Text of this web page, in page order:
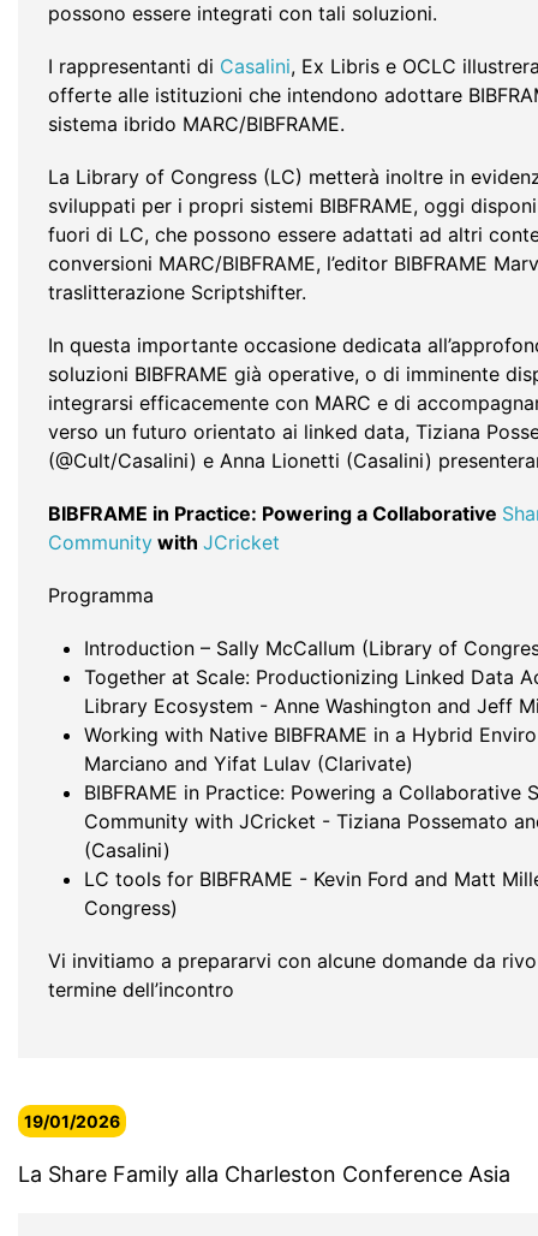
possono essere integrati con tali soluzioni.
I rappresentanti di Casalini, Ex Libris e OCLC
offerte alle istituzioni che intendono adottare
sistema ibrido MARC/BIBFRAME.
La Library of Congress (LC) metterà inoltre in
sviluppati per i propri sistemi BIBFRAME, oggi
fuori di LC, che possono essere adattati ad altri
conversioni MARC/BIBFRAME, l’editor BIBFRAME
traslitterazione Scriptshifter.
In questa importante occasione dedicata
soluzioni BIBFRAME già operative, o di imminente
integrarsi efficacemente con MARC e di
verso un futuro orientato ai linked data, Tiziana
(@Cult/Casalini) e Anna Lionetti (Casalini)
BIBFRAME in Practice: Powering a Collaborative
Community with JCricket
Programma
Introduction – Sally McCallum (Library of
Together at Scale: Productionizing Linked Data
Library Ecosystem - Anne Washington and Jeff
Working with Native BIBFRAME in a Hybrid
Marciano and Yifat Lulav (Clarivate)
BIBFRAME in Practice: Powering a Collaborative
Community with JCricket - Tiziana Possemato
(Casalini)
LC tools for BIBFRAME - Kevin Ford and Matt
Congress)
Vi invitiamo a prepararvi con alcune domande da
termine dell’incontro
19/01/2026
La Share Family alla Charleston Conference Asia